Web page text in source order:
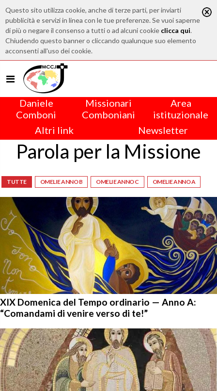
Questo sito utilizza cookie, anche di terze parti, per inviarti
pubblicità e servizi in linea con le tue preferenze. Se vuoi saperne
di più o negare il consenso a tutti o ad alcuni cookie clicca qui.
Chiudendo questo banner o cliccando qualunque suo elemento
acconsenti all'uso dei cookie.
Daniele
Comboni
Missionari
Comboniani
Area
istituzionale
Altri link
Newsletter
Parola per la Missione
TUTTE OMELIE ANNO B OMELIE ANNO C OMELIE ANNO A
XIX Domenica del Tempo ordinario — Anno A:
“Comandami di venire verso di te!”